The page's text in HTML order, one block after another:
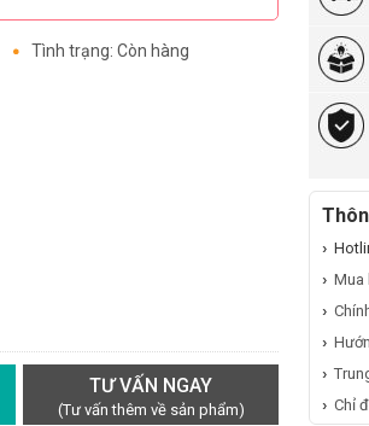
Tình trạng: Còn hàng
TƯ VẤN NGAY
(Tư vấn thêm về sản phẩm)
Mua
Chỉ